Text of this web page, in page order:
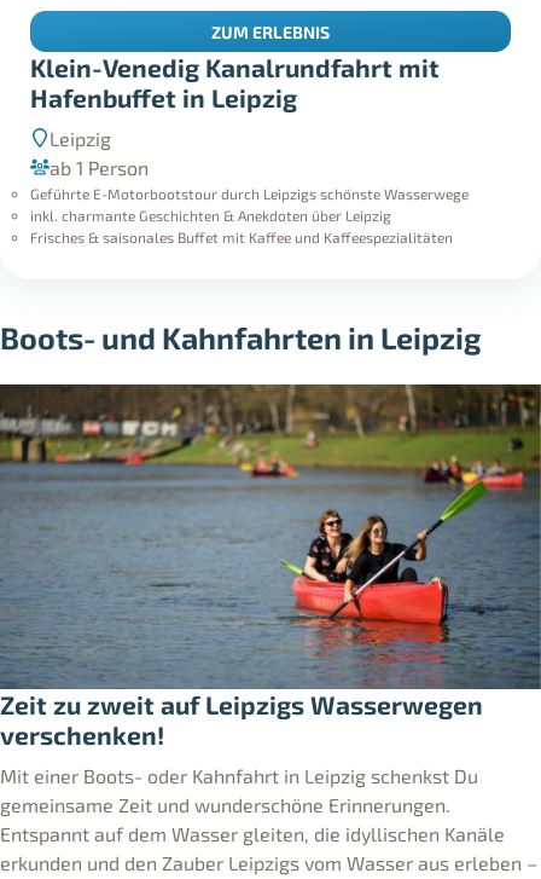
Klein-Venedig Kanalrundfahrt mit
Hafenbuffet in Leipzig
Leipzig
ab 1 Person
Geführte E-Motorbootstour durch Leipzigs schönste Wasserwege
inkl. charmante Geschichten & Anekdoten über Leipzig
Frisches & saisonales Buffet mit Kaffee und Kaffeespezialitäten
ZUM ERLEBNIS
Boots- und Kahnfahrten in Leipzig
Zeit zu zweit auf Leipzigs Wasserwegen
verschenken!
Mit einer Boots- oder Kahnfahrt in Leipzig schenkst Du
gemeinsame Zeit und wunderschöne Erinnerungen.
Entspannt auf dem Wasser gleiten, die idyllischen Kanäle
erkunden und den Zauber Leipzigs vom Wasser aus erleben –